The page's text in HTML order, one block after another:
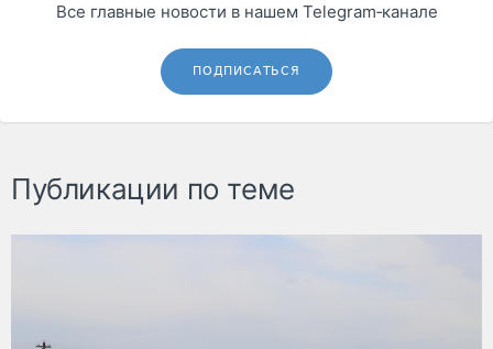
Все главные новости в нашем Telegram‑канале
ПОДПИСАТЬСЯ
Публикации по теме